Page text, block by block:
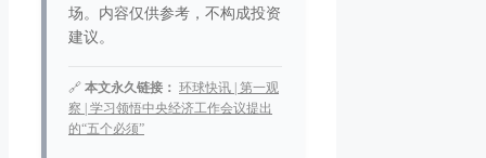
场。内容仅供参考，不构成投资
建议。
🔗 本文永久链接： 环球快讯 | 第一观
察 | 学习领悟中央经济工作会议提出
的“五个必须”